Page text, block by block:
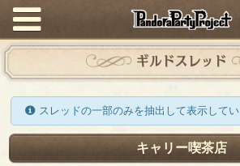
ギルドスレッド
スレッドの一部のみを抽出して表示してい
キャリー喫茶店